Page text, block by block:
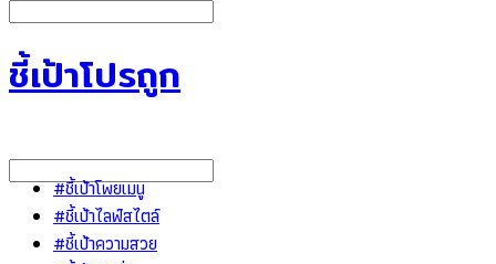
ชี้เป้าโปรถูก
#ชี้เป้าโพยเมนู
#ชี้เป้าไลฟ์สไตล์
#ชี้เป้าความสวย